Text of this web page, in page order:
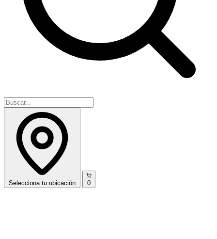
Selecciona tu ubicación 0